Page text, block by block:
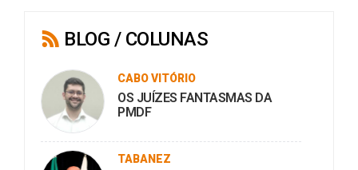
BLOG / COLUNAS
CABO VITÓRIO
OS JUÍZES FANTASMAS DA
PMDF
TABANEZ